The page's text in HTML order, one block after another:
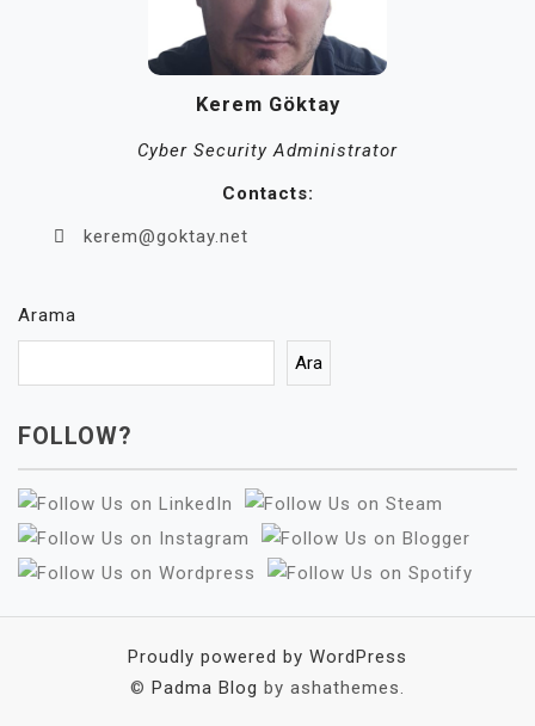
Kerem Göktay
Cyber Security Administrator
Contacts:
kerem@goktay.net
Arama
Ara
FOLLOW?
Proudly powered by WordPress
© Padma Blog by ashathemes.